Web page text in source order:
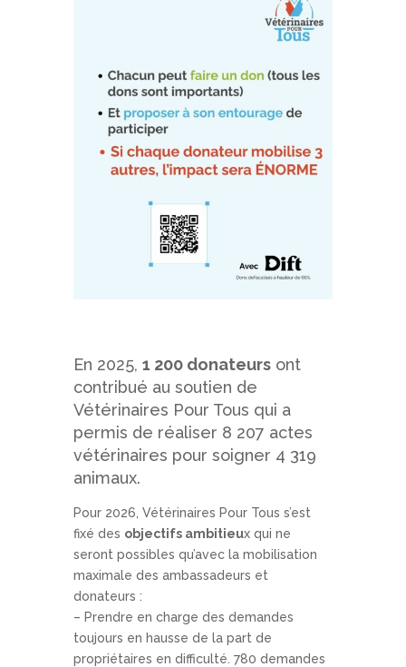
En 2025, 1 200 donateursont
contribué au soutien de
Vétérinaires Pour Tous qui a
permis de réaliser 8 207 actes
vétérinaires pour soigner 4 319
animaux.
Pour 2026, Vétérinaires Pour Tous s’est
fixé des objectifs ambitieux qui ne
seront possibles qu’avec la mobilisation
maximale des ambassadeurs et
donateurs :
– Prendre en charge des demandes
toujours en hausse de la part de
propriétaires en difficulté. 780 demandes